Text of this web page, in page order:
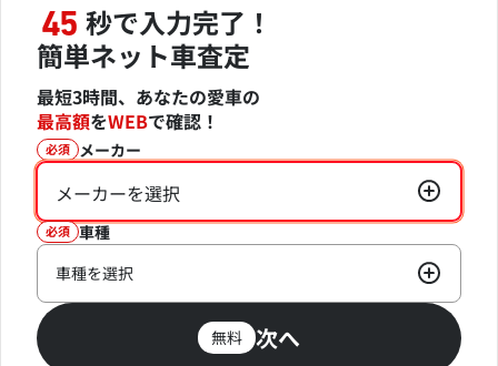
45 秒で入力完了！
簡単ネット車査定
最短3時間、あなたの愛車の
最高額をWEBで確認！
必須 メーカー
メーカーを選択
必須 車種
車種を選択
無料 次へ